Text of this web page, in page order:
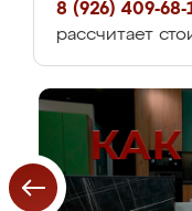
8 (926) 409-68-
рассчитает